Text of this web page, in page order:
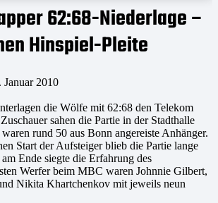
62:68-Niederlage –
Hinspiel-Pleite
Januar 2010
die Wölfe mit 62:68 den Telekom
sahen die Partie in der Stadthalle
rund 50 aus Bonn angereiste Anhänger.
Start der Aufsteiger blieb die Partie lange
Ende siegte die Erfahrung des
Werfer beim MBC waren Johnnie Gilbert,
Nikita Khartchenkov mit jeweils neun